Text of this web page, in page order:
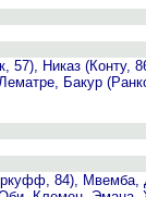
Никаз (Конту,
Бакур
84), Мвемба,